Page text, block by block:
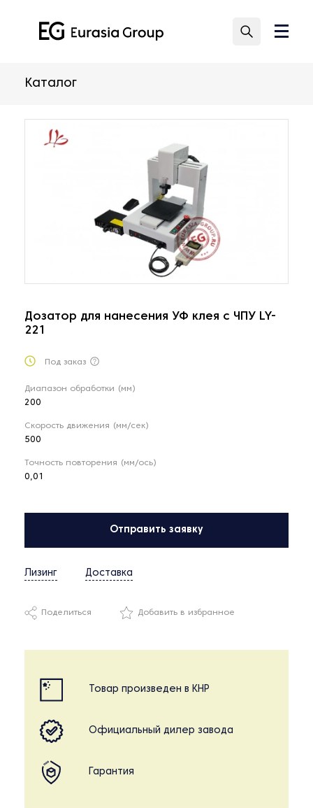
Каталог
Дозатор для нанесения УФ клея с ЧПУ LY-
221
Под заказ
Диапазон обработки (мм)
200
Скорость движения (мм/сек)
500
Точность повторения (мм/ось)
0,01
Отправить заявку
Лизинг Доставка
Поделиться Добавить в избранное
Товар произведен в КНР
Официальный дилер завода
Гарантия